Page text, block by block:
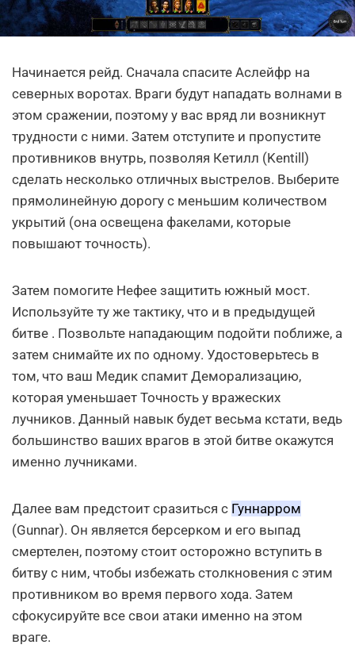
Начинается рейд. Сначала спасите Аслейфр на
северных воротах. Враги будут нападать волнами в
этом сражении, поэтому у вас вряд ли возникнут
трудности с ними. Затем отступите и пропустите
противников внутрь, позволяя Кетилл (Kentill)
сделать несколько отличных выстрелов. Выберите
прямолинейную дорогу с меньшим количеством
укрытий (она освещена факелами, которые
повышают точность).
Затем помогите Нефее защитить южный мост.
Используйте ту же тактику, что и в предыдущей
битве . Позвольте нападающим подойти поближе, а
затем снимайте их по одному. Удостоверьтесь в
том, что ваш Медик спамит Деморализацию,
которая уменьшает Точность у вражеских
лучников. Данный навык будет весьма кстати, ведь
большинство ваших врагов в этой битве окажутся
именно лучниками.
Далее вам предстоит сразиться с Гуннарром
(Gunnar). Он является берсерком и его выпад
смертелен, поэтому стоит осторожно вступить в
битву с ним, чтобы избежать столкновения с этим
противником во время первого хода. Затем
сфокусируйте все свои атаки именно на этом
враге.